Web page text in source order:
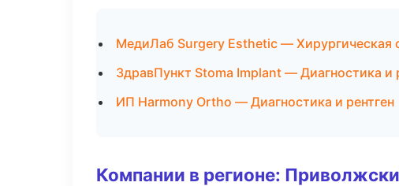
МедиЛаб Surgery Esthetic — Хирургическая
ЗдравПункт Stoma Implant — Диагностика и
ИП Harmony Ortho — Диагностика и рентген
Компании в регионе: